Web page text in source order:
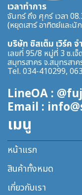
เวลาทำการ
จันทร์ ถึง ศุกร์ เวลา
(หยุดเสาร์ อาทิตย์และ
บริษัท ซิสเต็ม เวิร์ค จ
เลขที่ 95/8 หมู่ที่ 3 ซ.เ
สมุทรสาคร จ.สมุทรสา
Tel. 034-410299,
LineOA :
Email :
เมนู
หน้าแรก
สินค้าทั้งหมด
เกี่ยวกับเรา